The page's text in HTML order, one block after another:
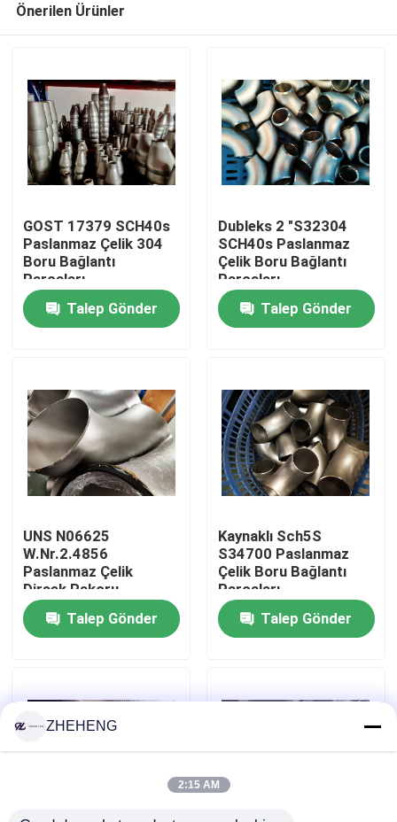
Ev
Hakkımızda
Fabrika turu
Kalite kontrol
Company News
paslanmaz çelik boru flanşı
Paslanmaz Çelik Boru Dirsek
Önerilen Ürünler
GOST 17379 SCH40s
Paslanmaz Çelik 304
Boru Bağlantı
Parçaları
Talep Gönder
Dubleks 2 "S32304
SCH40s Paslanmaz
Çelik Boru Bağlantı
Parçaları
Talep Gönder
UNS N06625
W.Nr.2.4856
Paslanmaz Çelik
Dirsek Rakoru
Talep Gönder
Kaynaklı Sch5S
S34700 Paslanmaz
Çelik Boru Bağlantı
Parçaları
Talep Gönder
ZHEHENG
2:15 AM